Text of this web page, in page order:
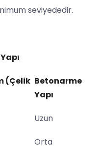
seviyededir.
(Çelik Betonarme
Yapı
Uzun
Orta